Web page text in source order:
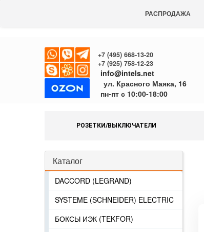
РАСПРОДАЖА
+7 (495) 668-13-20
+7 (925) 758-12-23
info@intels.net
ул. Красного Маяка, 16
пн-пт с 10:00-18:00
РОЗЕТКИ/ВЫКЛЮЧАТЕЛИ
Каталог
DACCORD (LEGRAND)
SYSTEME (SCHNEIDER) ELECTRIC
БОКСЫ ИЭК (TEKFOR)